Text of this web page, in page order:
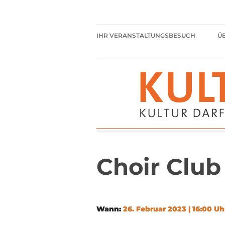
IHR VERANSTALTUNGSBESUCH
HIER HABEN SIE IMMER
FREIEN EINTRITT
SHARED READING
REGELN FÜR KULTURPARKETT
Choir Club
Wann: 26. Februar 2023 | 16:00